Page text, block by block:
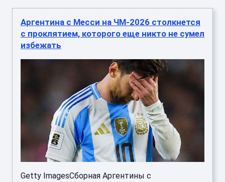
Аргентина с Месси на ЧМ-2026 столкнется
с проклятием, которого еще никто не сумел
избежать
Getty ImagesСборная Аргентины с